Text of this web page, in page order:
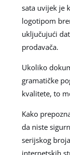
sata uvijek je
logotipom
uključujući
prodavača.
Ukoliko
gramatičke
kvalitete, to
Kako
da niste
serijskog
internetskih